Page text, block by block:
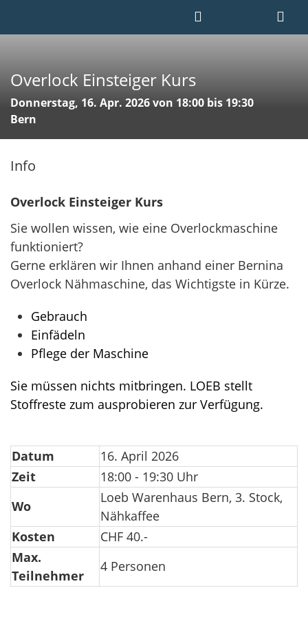
Overlock Einsteiger Kurs
Donnerstag, 16. Apr. 2026 von 18:00 bis 19:30
Bern
Info
Overlock Einsteiger Kurs
Sie wollen wissen, wie eine Overlockmaschine
funktioniert?
Gerne erklären wir Ihnen anhand einer Bernina
Overlock Nähmaschine, das Wichtigste in Kürze.
Gebrauch
Einfädeln
Pflege der Maschine
Sie müssen nichts mitbringen. LOEB stellt
Stoffreste zum ausprobieren zur Verfügung.
Datum
16. April 2026
Zeit
18:00 - 19:30 Uhr
Wo
Loeb Warenhaus Bern, 3. Stock,
Nähkaffee
Kosten
CHF 40.-
Max.
Teilnehmer
4 Personen